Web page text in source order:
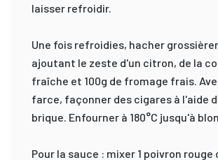
laisser refroidir.
Une fois refroidies, hacher
ajoutant le zeste d'un citron, de la
fraîche et 100g de fromage frais.
farce, façonner des cigares à l'aide
brique. Enfourner à 180°C jusqu'à
Pour la sauce : mixer 1 poivron